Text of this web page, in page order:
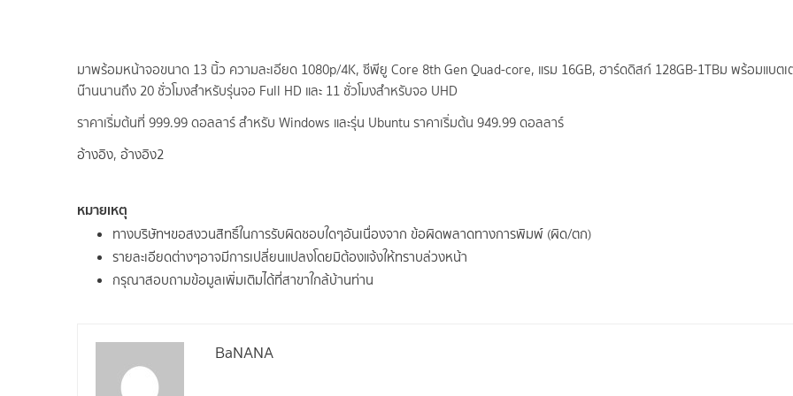
มาพร้อมหน้าจอขนาด 13 นิ้ว ความละเอียด 1080p/4K, ซีพียู Core 8th Gen Quad-core, แรม 16GB, ฮาร์ดดิสก์ 128GB-1TBม พร้อมแบตเ
น๊านนานถึง 20 ชั่วโมงสำหรับรุ่นจอ Full HD และ 11 ชั่วโมงสำหรับจอ UHD
ราคาเริ่มต้นที่ 999.99 ดอลลาร์ สำหรับ Windows และรุ่น Ubuntu ราคาเริ่มต้น 949.99 ดอลลาร์
อ้างอิง, อ้างอิง2
หมายเหตุ
ทางบริษัทฯขอสงวนสิทธิ์ในการรับผิดชอบใดๆอันเนื่องจาก ข้อผิดพลาดทางการพิมพ์ (ผิด/ตก)
รายละเอียดต่างๆอาจมีการเปลี่ยนแปลงโดยมิต้องแจ้งให้ทราบล่วงหน้า
กรุณาสอบถามข้อมูลเพิ่มเติมได้ที่สาขาใกล้บ้านท่าน
BaNANA